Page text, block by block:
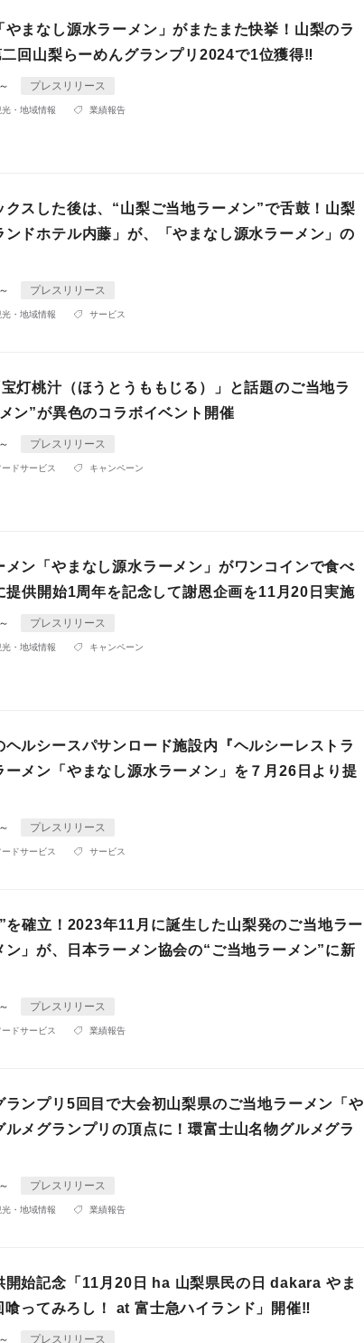
まなし源水ラーメン」がまたまた快挙！山梨のラ
回山梨らーめんグランプリ2024で1位獲得‼
プレスリリース
・地域情報 業績報告
スした後は、“山梨ご当地ラーメン”で舌鼓！山梨
ドホテル内藤」が、「やまなし源水ラーメン」の
プレスリリース
・地域情報 サービス
灯桃汁（ほうとうももじる）」と話題のご当地ラ
ン”が異色のコラボイベント開催
プレスリリース
ドサービス キャンペーン
ン「やまなし源水ラーメン」がワンコインで食べ
提供開始1周年を記念して謝恩企画を11月20日実施
プレスリリース
・地域情報 キャンペーン
ルシースパサンロード施設内『ヘルシーレストラ
ーメン「やまなし源水ラーメン」を７月26日より提
プレスリリース
ドサービス サービス
を確立！2023年11月に誕生した山梨発のご当地ラー
ン」が、日本ラーメン協会の“ご当地ラーメン”に新
プレスリリース
ドサービス 業績報告
ンプリ5回目で大会初山梨県のご当地ラーメン「や
ルメグランプリの頂点に！環富士山名物グルメグラ
プレスリリース
・地域情報 業績報告
開始記念「11月20日 ha 山梨県民の日 dakara やま
ってみろし！ at 富士急ハイランド」開催‼
プレスリリース